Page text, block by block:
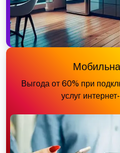
Выгода от 60% при
услуг